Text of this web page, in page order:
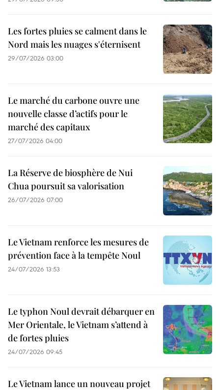
Les fortes pluies se calment dans le
Nord mais les nuages s'éternisent
29/07/2026 03:00
Le marché du carbone ouvre une
nouvelle classe d’actifs pour le
marché des capitaux
27/07/2026 04:00
La Réserve de biosphère de Nui
Chua poursuit sa valorisation
26/07/2026 07:00
Le Vietnam renforce les mesures de
prévention face à la tempête Noul
24/07/2026 13:53
Le typhon Noul devrait débarquer en
Mer Orientale, le Vietnam s’attend à
de fortes pluies
24/07/2026 09:45
Le Vietnam lance un nouveau projet